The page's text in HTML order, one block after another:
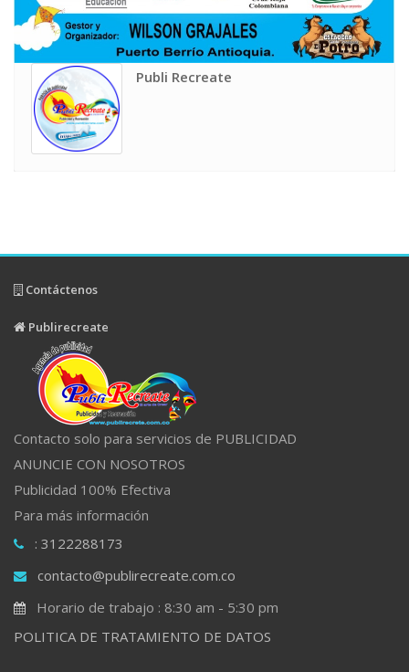
Publi Recreate
Contáctenos
Publirecreate
Contacto solo para servicios de PUBLICIDAD
ANUNCIE CON NOSOTROS
Publicidad 100% Efectiva
Para más información
: 3122288173
contacto@publirecreate.com.co
Horario de trabajo : 8:30 am - 5:30 pm
POLITICA DE TRATAMIENTO DE DATOS